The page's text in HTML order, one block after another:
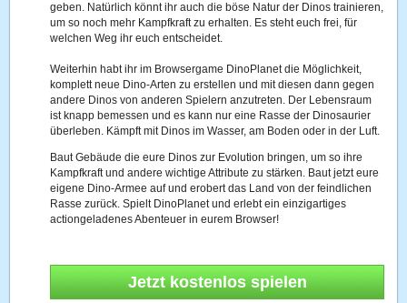
geben. Natürlich könnt ihr auch die böse Natur der Dinos trainieren,
um so noch mehr Kampfkraft zu erhalten. Es steht euch frei, für
welchen Weg ihr euch entscheidet.
Weiterhin habt ihr im Browsergame DinoPlanet die Möglichkeit,
komplett neue Dino-Arten zu erstellen und mit diesen dann gegen
andere Dinos von anderen Spielern anzutreten. Der Lebensraum
ist knapp bemessen und es kann nur eine Rasse der Dinosaurier
überleben. Kämpft mit Dinos im Wasser, am Boden oder in der Luft.
Baut Gebäude die eure Dinos zur Evolution bringen, um so ihre
Kampfkraft und andere wichtige Attribute zu stärken. Baut jetzt eure
eigene Dino-Armee auf und erobert das Land von der feindlichen
Rasse zurück. Spielt DinoPlanet und erlebt ein einzigartiges
actiongeladenes Abenteuer in eurem Browser!
Jetzt kostenlos spielen